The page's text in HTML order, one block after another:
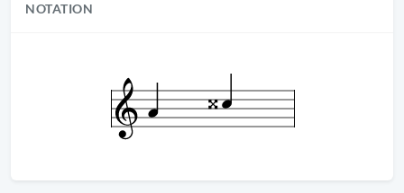
NOTATION